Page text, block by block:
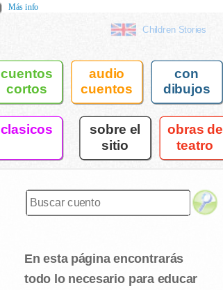
Children Stories
cuentos
cortos
audio
cuentos
con
dibujos
clasicos
sobre el
sitio
obras de
teatro
En esta página encontrarás
todo lo necesario para educar
Más info